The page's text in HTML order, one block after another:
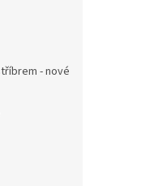
- nové